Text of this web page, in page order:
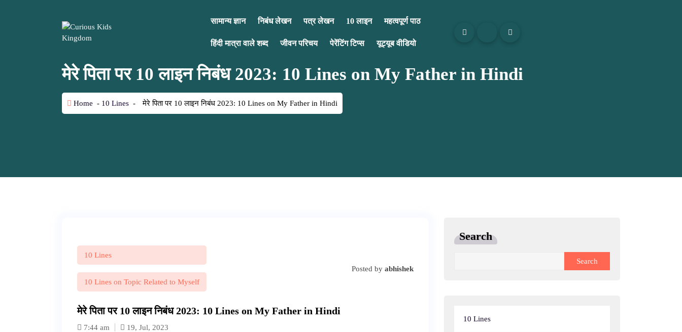
सामान्य ज्ञान निबंध लेखन पत्र लेखन 10 लाइन महत्वपूर्ण पाठ
हिंदी मात्रा वाले शब्द जीवन परिचय पेरेंटिंग टिप्स यूट्यूब वीडियो
मेरे पिता पर 10 लाइन निबंध 2023: 10 Lines on My Father in Hindi
Home - 10 Lines - मेरे पिता पर 10 लाइन निबंध 2023: 10 Lines on My Father in Hindi
10 Lines
10 Lines on Topic Related to Myself
Posted byabhishek
मेरे पिता पर 10 लाइन निबंध 2023: 10 Lines on My Father in Hindi
7:44 am 19, Jul, 2023
Search
Search
10 Lines